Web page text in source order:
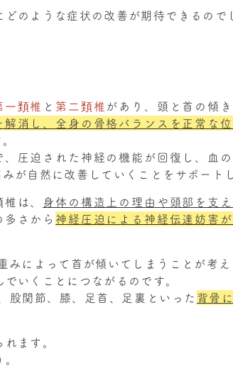
のような症状の改善が期待できるので
一頚椎 と 第二頚椎があり、頭と首の傾
解消し、全身の骨格バランスを正常な
、圧迫された神経の機能が回復し、血
が自然に改善していくことをサポート
は、 身体の構造上の理由や頭部を支
多さから 神経圧迫による神経伝達妨害
によって首が傾いてしまうことが考え
いくことにつながるのです。
股関節、膝、足首、足裏といった 背骨
ます。